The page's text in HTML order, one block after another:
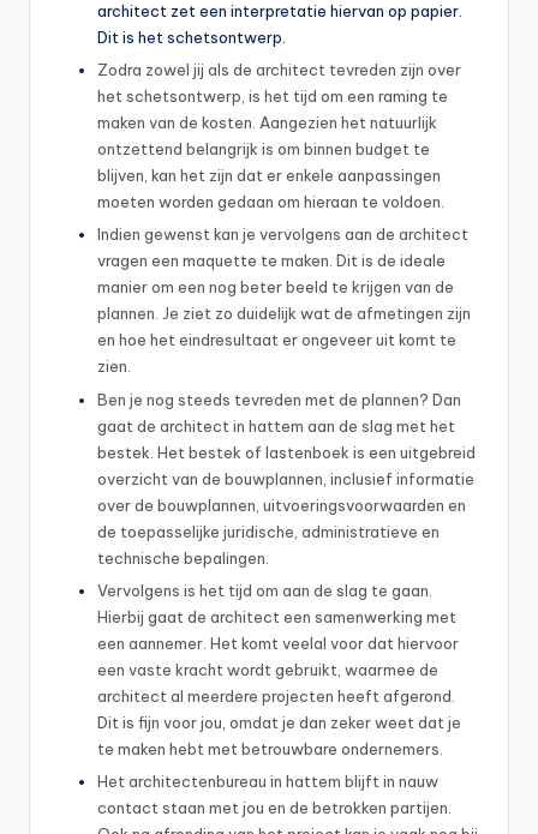
architect zet een interpretatie hiervan op papier.
Dit is het schetsontwerp.
Zodra zowel jij als de architect tevreden zijn over
het schetsontwerp, is het tijd om een raming te
maken van de kosten. Aangezien het natuurlijk
ontzettend belangrijk is om binnen budget te
blijven, kan het zijn dat er enkele aanpassingen
moeten worden gedaan om hieraan te voldoen.
Indien gewenst kan je vervolgens aan de architect
vragen een maquette te maken. Dit is de ideale
manier om een nog beter beeld te krijgen van de
plannen. Je ziet zo duidelijk wat de afmetingen zijn
en hoe het eindresultaat er ongeveer uit komt te
zien.
Ben je nog steeds tevreden met de plannen? Dan
gaat de architect in hattem aan de slag met het
bestek. Het bestek of lastenboek is een uitgebreid
overzicht van de bouwplannen, inclusief informatie
over de bouwplannen, uitvoeringsvoorwaarden en
de toepasselijke juridische, administratieve en
technische bepalingen.
Vervolgens is het tijd om aan de slag te gaan.
Hierbij gaat de architect een samenwerking met
een aannemer. Het komt veelal voor dat hiervoor
een vaste kracht wordt gebruikt, waarmee de
architect al meerdere projecten heeft afgerond.
Dit is fijn voor jou, omdat je dan zeker weet dat je
te maken hebt met betrouwbare ondernemers.
Het architectenbureau in hattem blijft in nauw
contact staan met jou en de betrokken partijen.